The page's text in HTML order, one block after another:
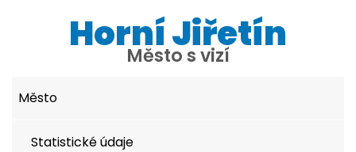
Horní Jiřetín
Město s vizí
Město
Statistické údaje